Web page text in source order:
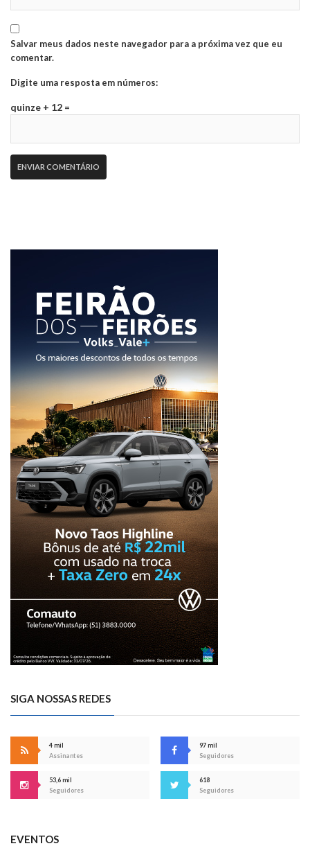
Salvar meus dados neste navegador para a próxima vez que eu
comentar.
Digite uma resposta em números:
quinze + 12 =
SIGA NOSSAS REDES
4 mil
Assinantes
97 mil
Seguidores
53,6 mil
Seguidores
618
Seguidores
EVENTOS